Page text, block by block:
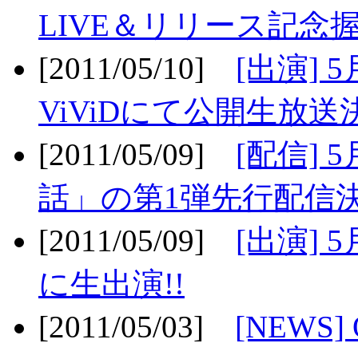
LIVE＆リリース記念
[2011/05/10] [出演] 5
ViViDにて公開生放送
[2011/05/09] [配信] 5
話」の第1弾先行配信
[2011/05/09] [出演] 5
に生出演!!
[2011/05/03] [NEWS]